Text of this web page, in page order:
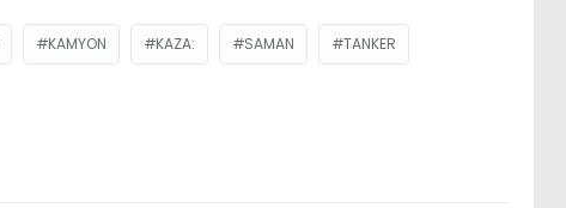
KAMYON KAZA: SAMAN TANKER